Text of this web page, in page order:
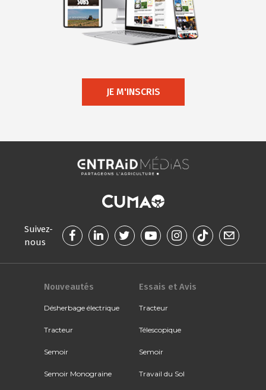
JE M'INSCRIS
Suivez-
nous
Nouveautés
Désherbage électrique
Tracteur
Semoir
Semoir Monograine
Essais et Avis
Tracteur
Télescopique
Semoir
Travail du Sol